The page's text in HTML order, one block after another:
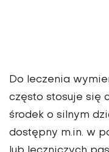
Do leczenia
często stosuje się
środek o silnym
dostępny m.in. w